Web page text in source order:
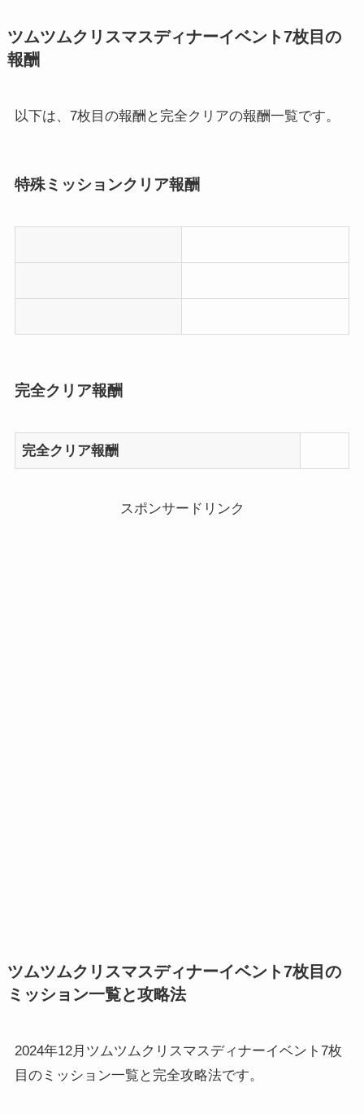
ツムツムクリスマスディナーイベント7枚目の
報酬
以下は、7枚目の報酬と完全クリアの報酬一覧です。
特殊ミッションクリア報酬
完全クリア報酬
完全クリア報酬
スポンサードリンク
ツムツムクリスマスディナーイベント7枚目の
ミッション一覧と攻略法
2024年12月ツムツムクリスマスディナーイベント7枚
目のミッション一覧と完全攻略法です。